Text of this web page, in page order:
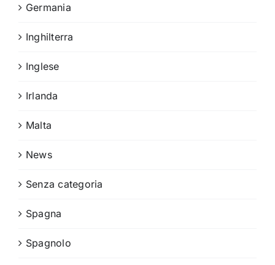
Germania
Inghilterra
Inglese
Irlanda
Malta
News
Senza categoria
Spagna
Spagnolo